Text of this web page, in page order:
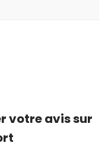
votre avis sur